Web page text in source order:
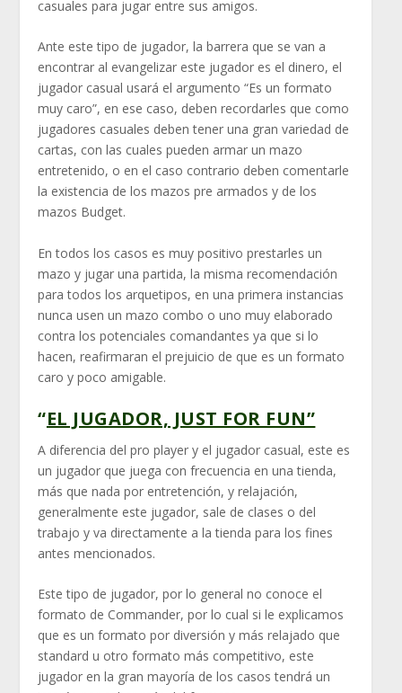
casuales para jugar entre sus amigos.
Ante este tipo de jugador, la barrera que se van a
encontrar al evangelizar este jugador es el dinero, el
jugador casual usará el argumento “Es un formato
muy caro”, en ese caso, deben recordarles que como
jugadores casuales deben tener una gran variedad de
cartas, con las cuales pueden armar un mazo
entretenido, o en el caso contrario deben comentarle
la existencia de los mazos pre armados y de los
mazos Budget.
En todos los casos es muy positivo prestarles un
mazo y jugar una partida, la misma recomendación
para todos los arquetipos, en una primera instancias
nunca usen un mazo combo o uno muy elaborado
contra los potenciales comandantes ya que si lo
hacen, reafirmaran el prejuicio de que es un formato
caro y poco amigable.
“EL JUGADOR, JUST FOR FUN”
A diferencia del pro player y el jugador casual, este es
un jugador que juega con frecuencia en una tienda,
más que nada por entretención, y relajación,
generalmente este jugador, sale de clases o del
trabajo y va directamente a la tienda para los fines
antes mencionados.
Este tipo de jugador, por lo general no conoce el
formato de Commander, por lo cual si le explicamos
que es un formato por diversión y más relajado que
standard u otro formato más competitivo, este
jugador en la gran mayoría de los casos tendrá un